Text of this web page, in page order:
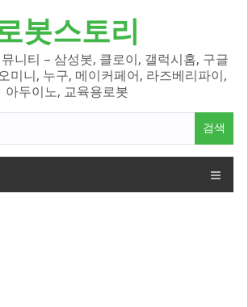
봇스토리
니티 – 삼성봇, 클로이, 갤럭시홈, 구글
미니, 누구, 메이커페어, 라즈베리파이,
아두이노, 교육용로봇